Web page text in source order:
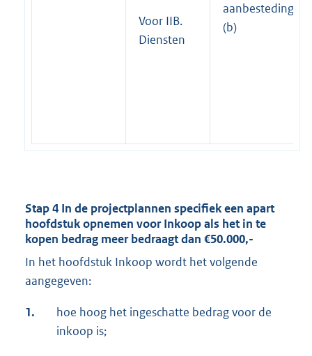
Voor IIB.
Diensten
aanbesteding
(b)
Stap 4 In de projectplannen specifiek een apart
hoofdstuk opnemen voor Inkoop als het in te
kopen bedrag meer bedraagt dan €50.000,-
In het hoofdstuk Inkoop wordt het volgende
aangegeven:
1.
hoe hoog het ingeschatte bedrag voor de
inkoop is;